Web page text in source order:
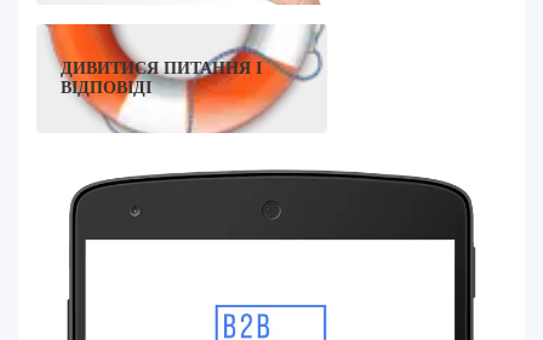
ДИВИТИСЯ ПИТАННЯ І
ВІДПОВІДІ